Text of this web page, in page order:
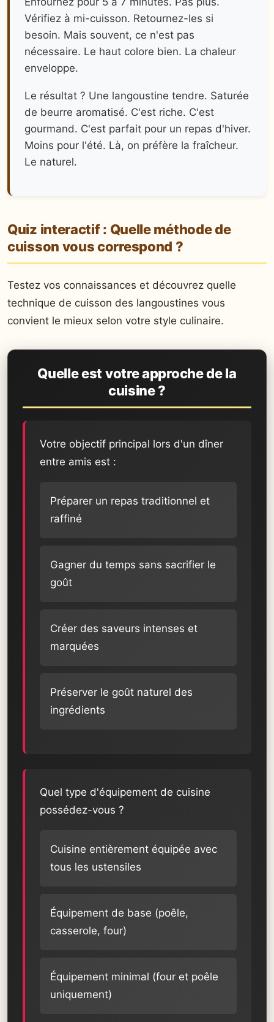
Vérifiez à mi-cuisson. Retournez-les si
besoin. Mais souvent, ce n'est pas
nécessaire. Le haut colore bien. La chaleur
enveloppe.
Le résultat ? Une langoustine tendre. Saturée
de beurre aromatisé. C'est riche. C'est
gourmand. C'est parfait pour un repas d'hiver.
Moins pour l'été. Là, on préfère la fraîcheur.
Le naturel.
Quiz interactif : Quelle méthode de
cuisson vous correspond ?
Testez vos connaissances et découvrez quelle
technique de cuisson des langoustines vous
convient le mieux selon votre style culinaire.
Quelle est votre approche de la
cuisine ?
Votre objectif principal lors d'un dîner
entre amis est :
Préparer un repas traditionnel et
raffiné
Gagner du temps sans sacrifier le
goût
Créer des saveurs intenses et
marquées
Préserver le goût naturel des
ingrédients
Quel type d'équipement de cuisine
possédez-vous ?
Cuisine entièrement équipée avec
tous les ustensiles
Équipement de base (poêle,
casserole, four)
Équipement minimal (four et poêle
uniquement)